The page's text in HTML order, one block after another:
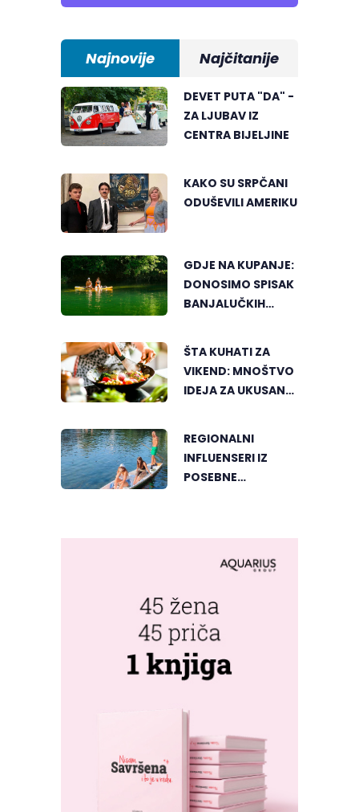
Najnovije Najčitanije
DEVET PUTA "DA" -
ZA LJUBAV IZ
CENTRA BIJELJINE
KAKO SU SRPČANI
ODUŠEVILI AMERIKU
GDJE NA KUPANJE:
DONOSIMO SPISAK
BANJALUČKIH
OSVJEŽENJE
TEKOM LJETNIH
ŠTA KUHATI ZA
VIKEND: MNOŠTVO
IDEJA ZA UKUSAN
REGIONALNI
INFLUENSERI IZ
POSEBNE
BANJALUKU